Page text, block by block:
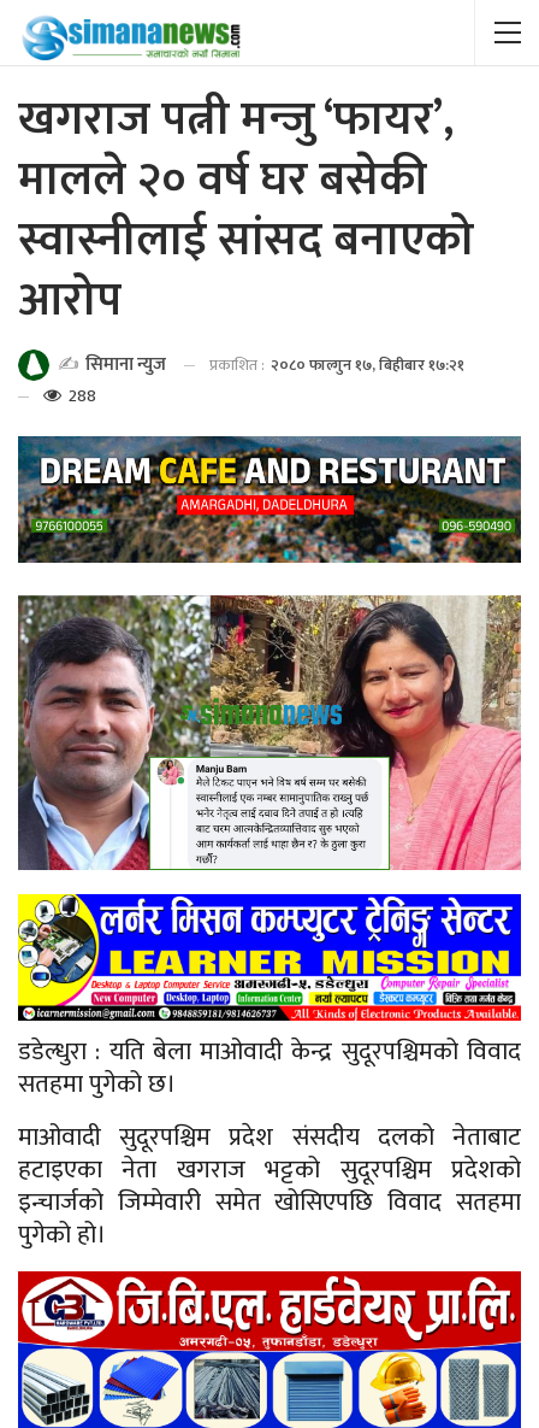
खगराज पत्नी मन्जु ‘फायर’,
मालले २० वर्ष घर बसेकी
स्वास्नीलाई सांसद बनाएको
आरोप
✍️ सिमाना न्युज प्रकाशित : २०८० फाल्गुन १७, बिहीबार १७:२१
288
डडेल्धुरा : यति बेला माओवादी केन्द्र सुदूरपश्चिमको विवाद
सतहमा पुगेको छ।
माओवादी सुदूरपश्चिम प्रदेश संसदीय दलको नेताबाट
हटाइएका नेता खगराज भट्टको सुदूरपश्चिम प्रदेशको
इन्चार्जको जिम्मेवारी समेत खोसिएपछि विवाद सतहमा
पुगेको हो।